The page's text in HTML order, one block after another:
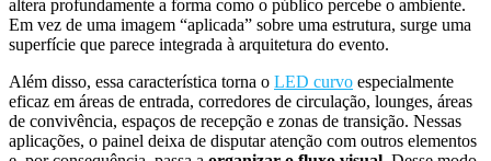
altera profundamente a forma como o público percebe o ambiente.
Em vez de uma imagem “aplicada” sobre uma estrutura, surge uma
superfície que parece integrada à arquitetura do evento.
Além disso, essa característica torna o LED curvo especialmente
eficaz em áreas de entrada, corredores de circulação, lounges, áreas
de convivência, espaços de recepção e zonas de transição. Nessas
aplicações, o painel deixa de disputar atenção com outros elementos